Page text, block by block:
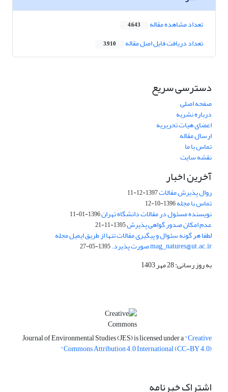
تعداد مشاهده مقاله 4,643
تعداد دریافت فایل اصل مقاله 3,910
دسترسی سریع
صفحه اصلی
درباره نشریه
اعضای هیات تحریریه
ارسال مقاله
تماس با ما
نقشه سایت
آخرین اخبار
روال پذیرش مقالات1397-12-11
تماس با مجله1396-10-12
نویسنده مسئول در مقالات دانشگاه تهران1396-01-11
عدم امکان صدور گواهی پذیرش1395-11-21
لطفا هر گونه سئوال و پیگیری مقالات تنها از طریق ایمیل مجله
mag_natures@ut.ac.ir صورت پذیرد. 1395-05-27
به روز رسانی: 28 مهر 1403
Journal of Environmental Studies (JES) is licensed under a"Creative
Commons Attribution 4.0 International (CC-BY 4.0)"
اشتراک خبرنامه